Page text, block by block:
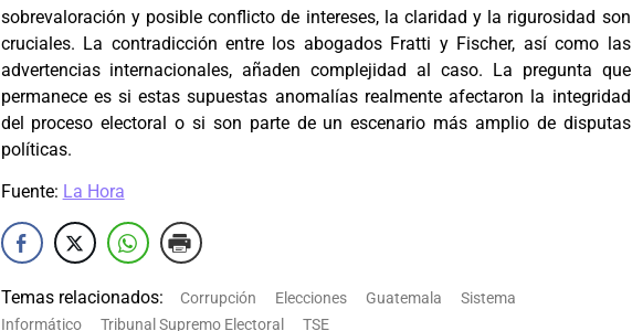
sobrevaloración y posible conflicto de intereses, la claridad y la rigurosidad son
cruciales. La contradicción entre los abogados Fratti y Fischer, así como las
advertencias internacionales, añaden complejidad al caso. La pregunta que
permanece es si estas supuestas anomalías realmente afectaron la integridad
del proceso electoral o si son parte de un escenario más amplio de disputas
políticas.
Fuente: La Hora
Temas relacionados: Corrupción Elecciones Guatemala
Sistema
Informático
Tribunal Supremo Electoral TSE